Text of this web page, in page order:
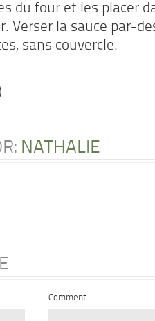
du four et les placer
Verser la sauce par-
sans couvercle.
NATHALIE
Comment